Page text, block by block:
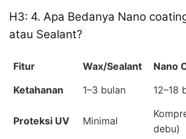
H3: 4. Apa Bedanya Nano
atau Sealant?
Fitur Wax/Sealant
Nano
Ketahanan
1–3 bulan 12–18
Proteksi UV Minimal
debu)